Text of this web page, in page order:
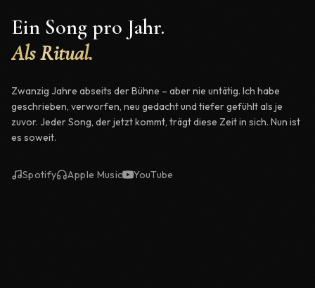
Ein Song pro Jahr.
Als Ritual.
Zwanzig Jahre abseits der Bühne – aber nie untätig. Ich habe
geschrieben, verworfen, neu gedacht und tiefer gefühlt als je
zuvor. Jeder Song, der jetzt kommt, trägt diese Zeit in sich. Nun ist
es soweit.
Spotify Apple Music YouTube